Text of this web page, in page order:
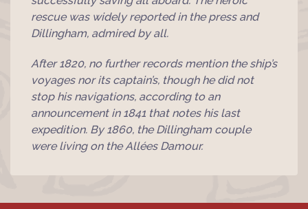
rescue was widely reported in the press and
Dillingham, admired by all.
After 1820, no further records mention the ship’s
voyages nor its captain’s, though he did not
stop his navigations, according to an
announcement in 1841 that notes his last
expedition. By 1860, the Dillingham couple
were living on the Allées Damour.